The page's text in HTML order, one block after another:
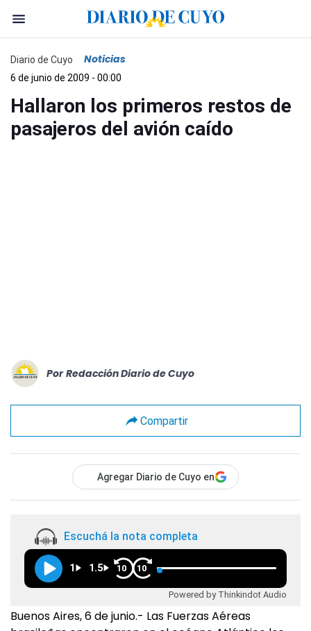
Diario de Cuyo Noticias
6 de junio de 2009 - 00:00
Hallaron los primeros restos de
pasajeros del avión caído
Por Redacción Diario de Cuyo
Compartir
Agregar Diario de Cuyo en
Escuchá la nota completa
1 1.5 10 10
Powered by Thinkindot Audio
Buenos Aires, 6 de junio.- Las Fuerzas Aéreas